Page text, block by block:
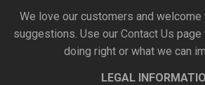
We love our customers and welcome
suggestions. Use our Contact Us page
doing right or what we can
LEGAL